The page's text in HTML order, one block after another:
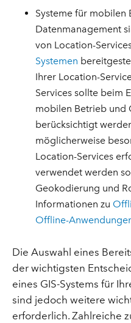
Systeme für
Datenmanagement
von Location-
Systemen
Ihrer Location-
Services sollte beim
mobilen Betrieb und
berücksichtigt
möglicherweise
Location-Services
verwendet werden
Geokodierung und
Informationen zu
Offline-
Die Auswahl eines
der wichtigsten
eines GIS-Systems für
sind jedoch weitere
erforderlich. Zahlreiche